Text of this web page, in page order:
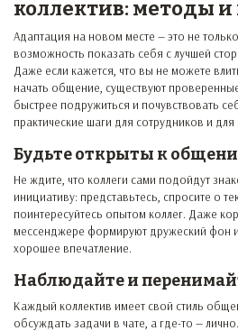
коллектив: методы
Адаптация на новом месте — это не
возможность показать себя с лучшей
Даже если кажется, что вы не можете
начать общение, существуют
быстрее подружиться и почувствовать
практические шаги для сотрудников и
Будьте открыты к
Не ждите, что коллеги сами подойдут
инициативу: представьтесь, спросите о
поинтересуйтесь опытом коллег. Даже
мессенджере формируют дружеский фон
хорошее впечатление.
Наблюдайте и
Каждый коллектив имеет свой стиль
обсуждать задачи в чате, а где-то —